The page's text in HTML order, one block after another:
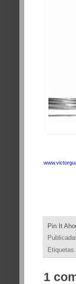
Pin It
Etiquetas:
1